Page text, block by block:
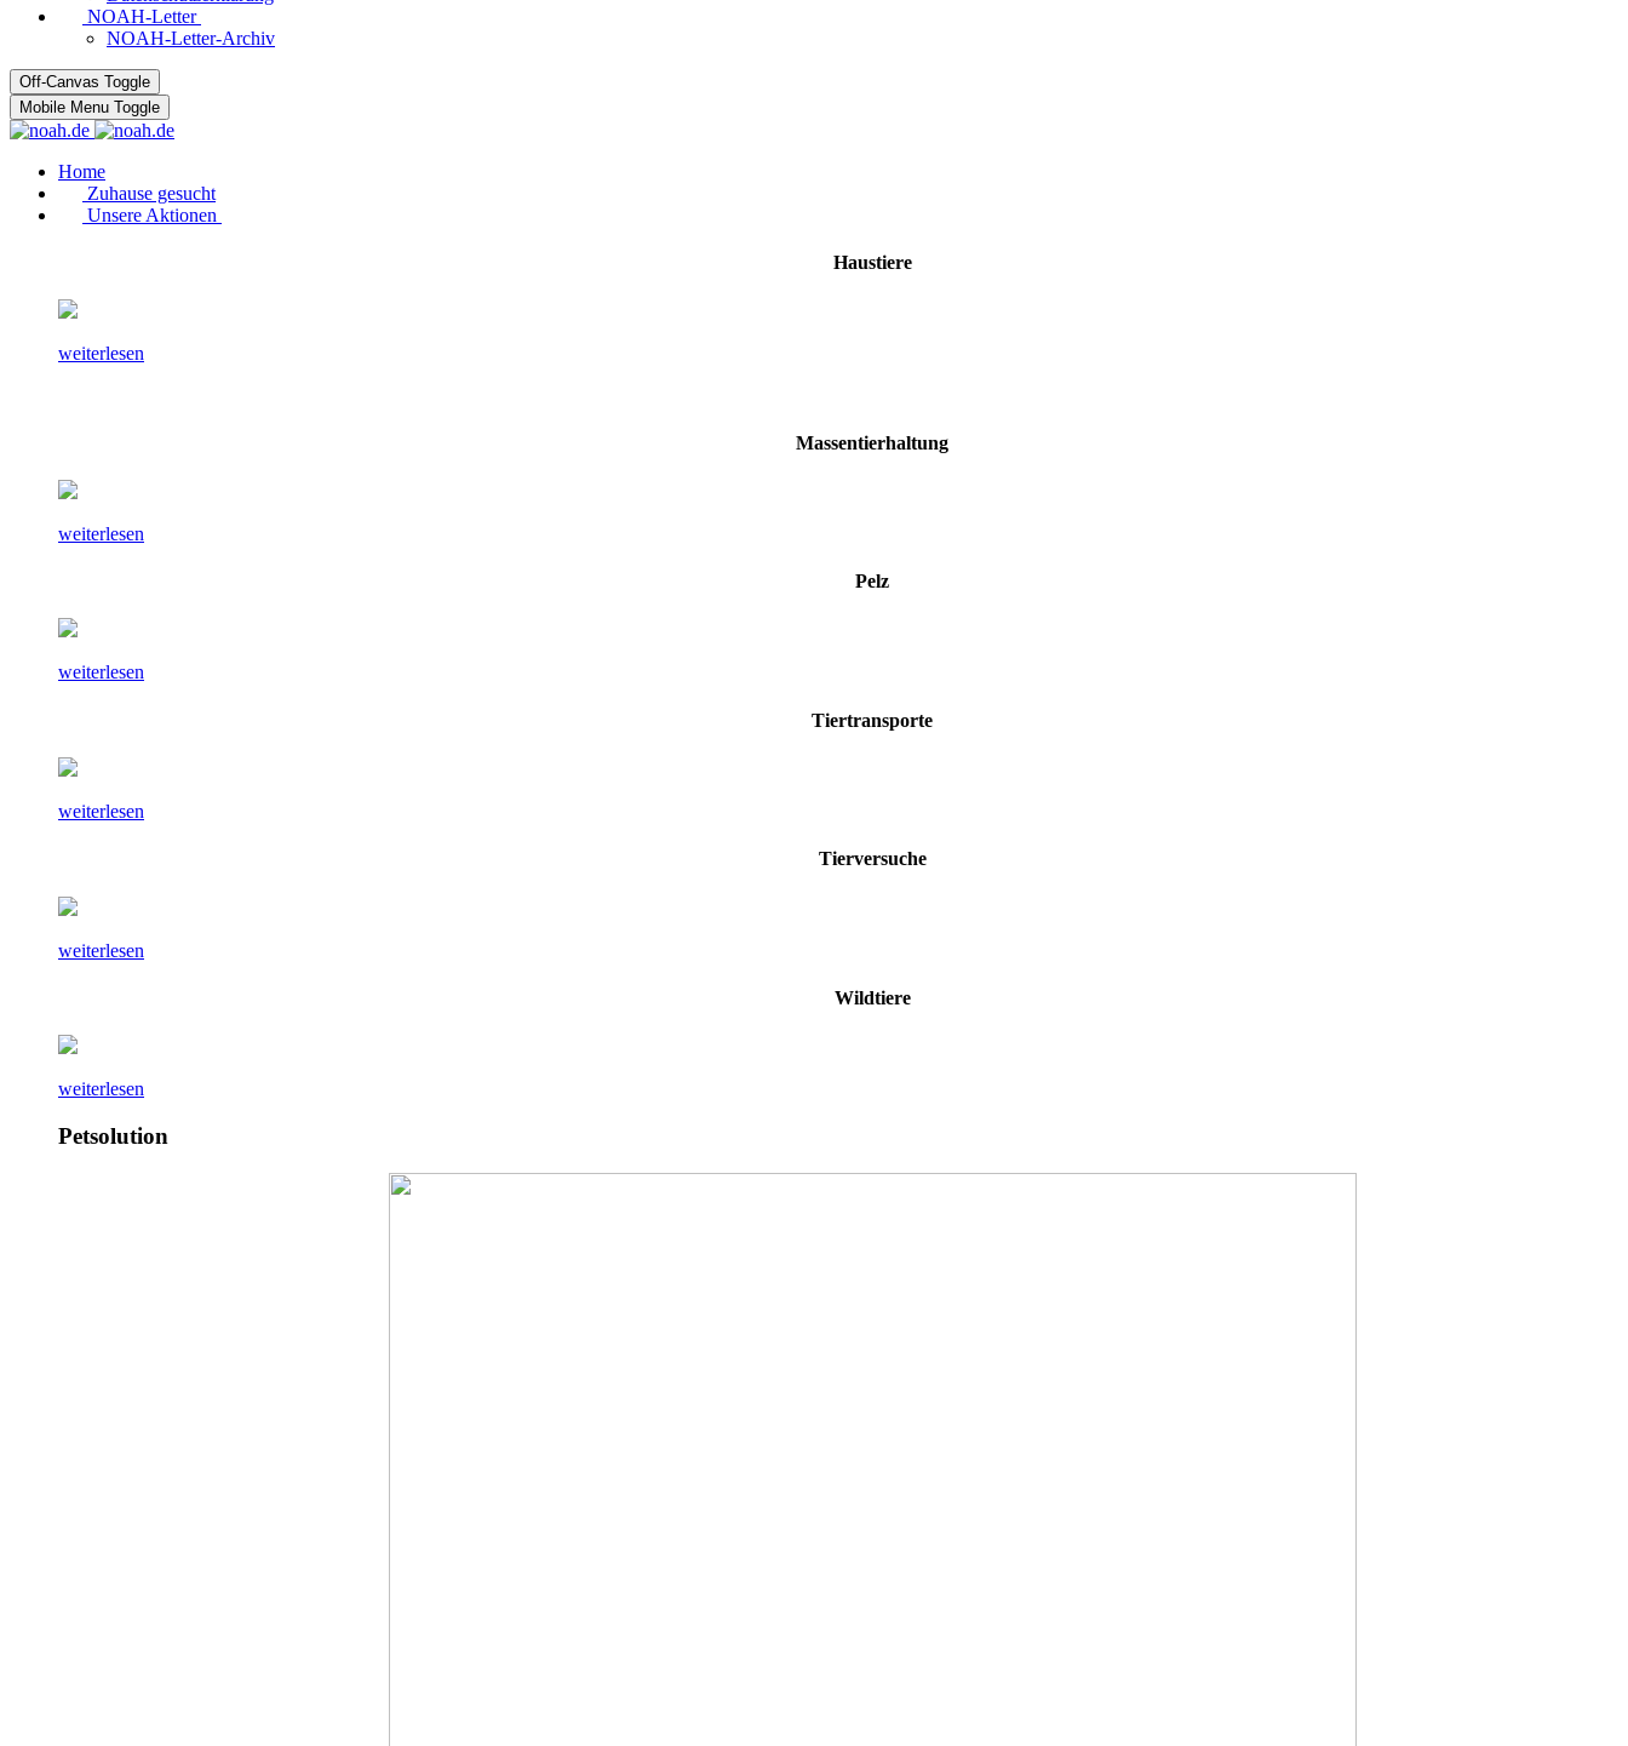
NOAH-Letter
NOAH-Letter-Archiv
Off-Canvas Toggle
Mobile Menu Toggle
Home
Zuhause gesucht
Unsere Aktionen
Haustiere
weiterlesen
Massentierhaltung
weiterlesen
Pelz
weiterlesen
Tiertransporte
weiterlesen
Tierversuche
weiterlesen
Wildtiere
weiterlesen
Petsolution